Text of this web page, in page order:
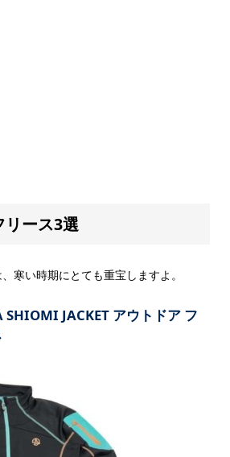
リース3選
寒い時期にとても重宝しますよ。
SHIOMI JACKET アウトドア フ